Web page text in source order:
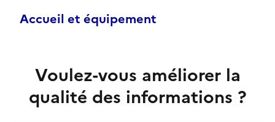
Accueil et équipement
Voulez-vous améliorer la
qualité des informations ?